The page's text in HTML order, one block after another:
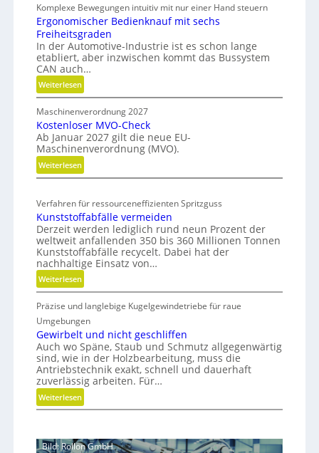
g
k
u
m
d
m
o
i
Komplexe Bewegungen intuitiv mit nur einer Hand steuern
Ergonomischer Bedienknauf mit sechs
Freiheitsgraden
In der Automotive-Industrie ist es schon lange
etabliert, aber inzwischen kommt das Bussystem
CAN auch…
Weiterlesen:
E
r
g
o
n
o
m
s
c
h
e
r
B
e
d
e
n
k
n
a
u
f
t
Maschinenverordnung 2027
Kostenloser MVO-Check
Ab Januar 2027 gilt die neue EU-
Maschinenverordnung (MVO).
Weiterlesen:
K
s
t
e
n
l
o
s
M
V
O
-
C
h
e
Verfahren für ressourceneffizienten Spritzguss
Kunststoffabfälle vermeiden
Derzeit werden lediglich rund neun Prozent der
weltweit anfallenden 350 bis 360 Millionen Tonnen
Kunststoffabfälle recycelt. Dabei hat der
nachhaltige Einsatz von…
Weiterlesen:
K
u
n
s
t
s
t
o
f
f
b
Präzise und langlebige Kugelgewindetriebe für raue
Umgebungen
Gewirbelt und nicht geschliffen
Auch wo Späne, Staub und Schmutz allgegenwärtig
sind, wie in der Holzbearbeitung, muss die
Antriebstechnik exakt, schnell und dauerhaft
zuverlässig arbeiten. Für…
Weiterlesen:
G
w
i
Bild: Rollon GmbH